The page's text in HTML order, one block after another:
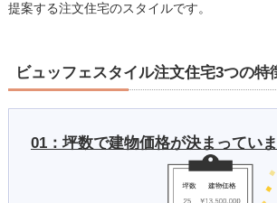
提案する注文住宅のスタイルです。
ビュッフェスタイル注文住宅3つの特
01：坪数で建物価格が決まっていま